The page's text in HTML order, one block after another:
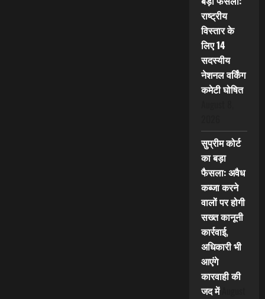
राष्ट्रीय
विस्तार के
लिए 14
सदस्यीय
नेशनल वर्किंग
कमेटी घोषित
सुप्रीम कोर्ट
का बड़ा
फैसला: अवैध
कब्जा करने
वालों पर होगी
सख्त कानूनी
कार्रवाई,
अधिकारी भी
आएंगे
कारवाही की
जद में